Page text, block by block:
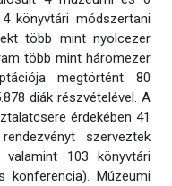
könyvtári módszertani
több mint nyolcezer
több mint háromezer
megtörtént 80
diák részvételével. A
érdekében 41
szerveztek
103 könyvtári
konferencia). Múzeumi